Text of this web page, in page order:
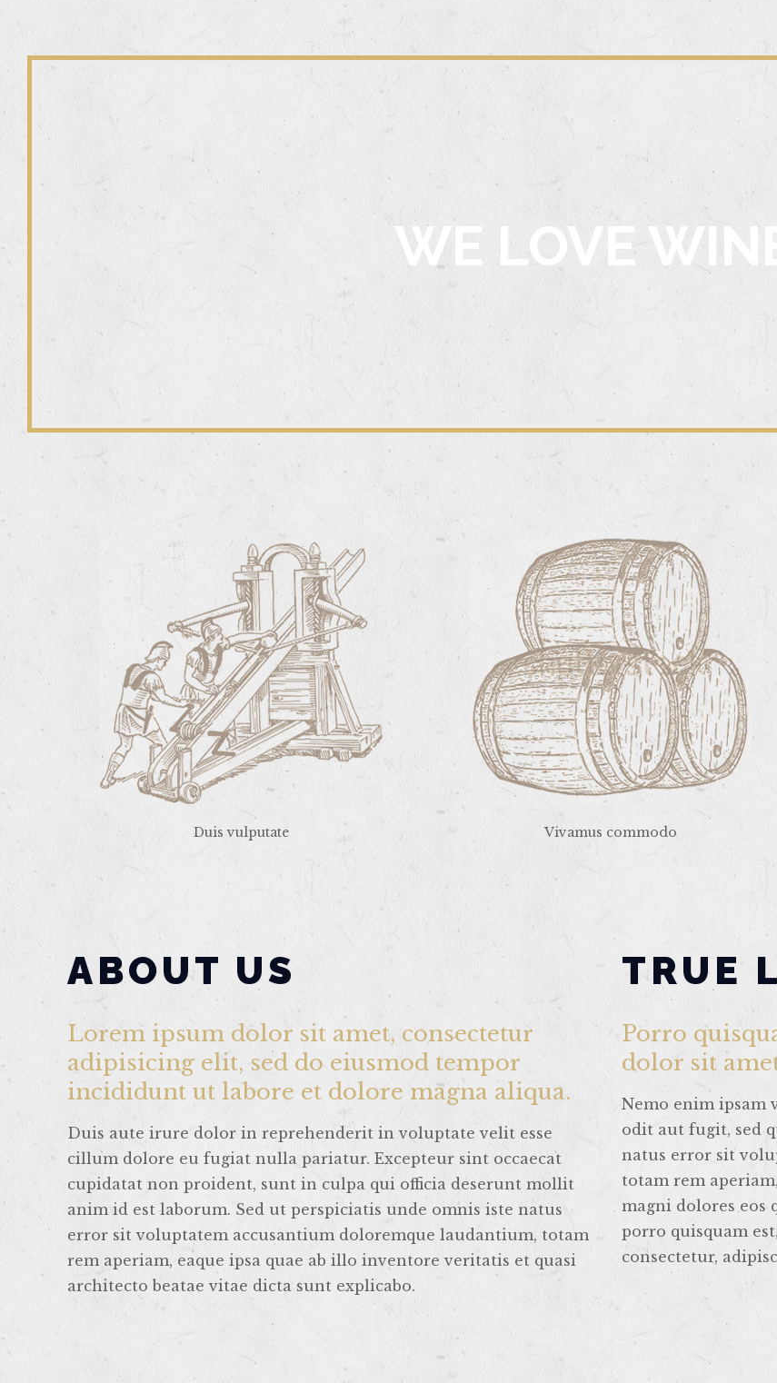
WE LOVE
Duis vulputate Vivamus commodo
ABOUT US
Lorem ipsum dolor sit amet, consectetur
adipisicing elit, sed do eiusmod tempor
incididunt ut labore et dolore magna aliqua.
Duis aute irure dolor in reprehenderit in voluptate velit esse
cillum dolore eu fugiat nulla pariatur. Excepteur sint occaecat
cupidatat non proident, sunt in culpa qui officia deserunt mollit
anim id est laborum. Sed ut perspiciatis unde omnis iste natus
error sit voluptatem accusantium doloremque laudantium, totam
rem aperiam, eaque ipsa quae ab illo inventore veritatis et quasi
architecto beatae vitae dicta sunt explicabo.
TRUE
Porro
dolor sit
Nemo enim ipsam
odit aut fugit, sed
natus error sit
totam rem
magni dolores eos
porro quisquam
consectetur,